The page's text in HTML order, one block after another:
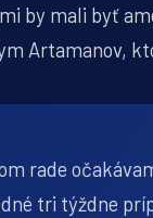
by mali byť
Artamanov,
rade
tri týždne